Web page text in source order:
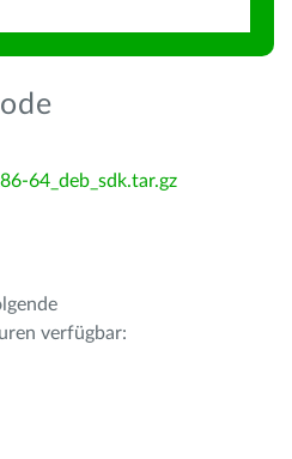
64_deb_sdk.tar.gz
verfügbar: